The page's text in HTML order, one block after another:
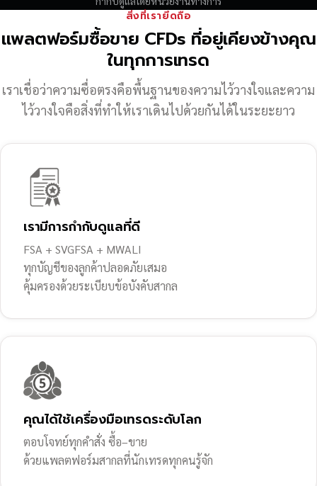
สิ่งที่เรายึดถือ
แพลตฟอร์มซื้อขาย CFDs ที่อยู่เคียงข้างคุณ
ในทุกการเทรด
เราเชื่อว่าความซื่อตรงคือพื้นฐานของความไว้วางใจและความ
ไว้วางใจคือสิ่งที่ทำให้เราเดินไปด้วยกันได้ในระยะยาว
เรามีการกำกับดูแลที่ดี
FSA + SVGFSA + MWALI
ทุกบัญชีของลูกค้าปลอดภัยเสมอ
คุ้มครองด้วยระเบียบข้อบังคับสากล
คุณได้ใช้เครื่องมือเทรดระดับโลก
ตอบโจทย์ทุกคำสั่ง ซื้อ–ขาย
ด้วยแพลตฟอร์มสากลที่นักเทรดทุกคนรู้จัก